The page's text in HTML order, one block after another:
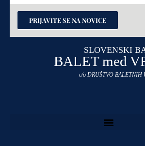
PRIJAVITE SE NA NOVICE
SLOVENSKI
BALET med
c/o DRUŠTVO BALETNIH